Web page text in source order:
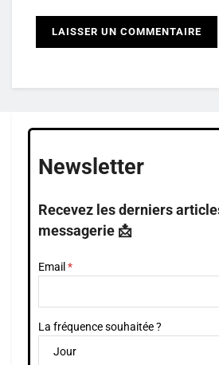
Newsletter
Recevez les derniers
messagerie 📩
Email
La fréquence souhaitée ?